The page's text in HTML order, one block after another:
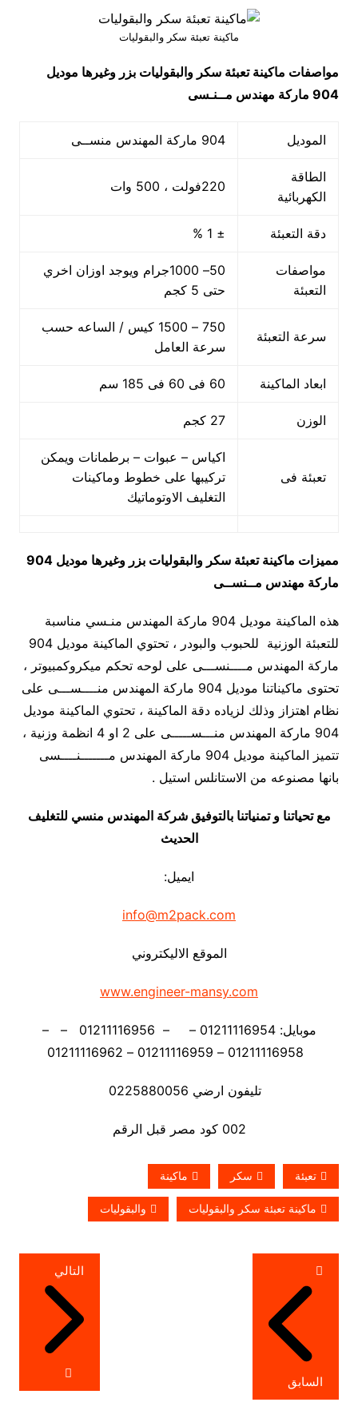
ماكينة تعبئة سكر والبقوليات
مواصفات ماكينة تعبئة سكر والبقوليات بزر وغيرها موديل
904 ماركة مهندس مــنـسى
الموديل 904 ماركة المهندس منســى
الطاقة
الكهربائية
220فولت ، 500 وات
دقة التعبئة ± 1 %
مواصفات
التعبئة
50– 1000جرام ويوجد اوزان اخري
حتى 5 كجم
سرعة التعبئة
750 – 1500 كيس / الساعه حسب
سرعة العامل
ابعاد الماكينة 60 فى 60 فى 185 سم
الوزن 27 كجم
تعبئة فى
اكياس – عبوات – برطمانات ويمكن
تركيبها على خطوط وماكينات
التغليف الاوتوماتيك
مميزات ماكينة تعبئة سكر والبقوليات بزر وغيرها
موديل 904
ماركة مهندس مــنســى
هذه الماكينة موديل 904 ماركة المهندس منـسي مناسبة
للتعبئة الوزنية للحبوب والبودر ، تحتوي الماكينة موديل 904
ماركة المهندس مــــنســـى على لوحه تحكم ميكروكمبيوتر ،
تحتوى ماكيناتنا موديل 904 ماركة المهندس منــــســـى على
نظام اهتزاز وذلك لزياده دقة الماكينة ، تحتوي الماكينة موديل
904 ماركة المهندس منـــســـــى على 2 او 4 انظمة وزنية ،
تتميز الماكينة موديل 904 ماركة المهندس مـــــــنــــسى
بانها مصنوعه من الاستانلس استيل .
مع تحياتنا و تمنياتنا بالتوفيق شركة المهندس منسي للتغليف
الحديث
ايميل:
info@m2pack.com
الموقع الاليكتروني
www.engineer-mansy.com
موبايل: 01211116954 – – 01211116956 – –
تليفون ارضي 0225880056
002 كود مصر قبل الرقم
تعبئة سكر ماكينة
ماكينة تعبئة سكر والبقوليات والبقوليات
تصفّح
المقالات
السابق
التالي